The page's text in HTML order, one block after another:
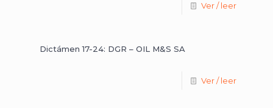
Ver / leer
Dictámen 17-24: DGR – OIL M&S SA
Ver / leer